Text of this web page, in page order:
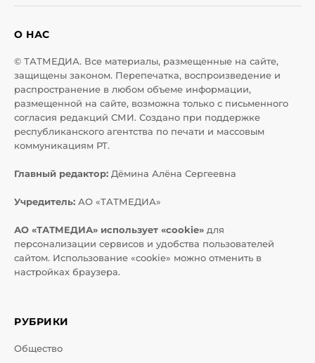
О НАС
© ТАТМЕДИА. Все материалы, размещенные на сайте,
защищены законом. Перепечатка, воспроизведение и
распространение в любом объеме информации,
размещенной на сайте, возможна только с письменного
согласия редакций СМИ. Создано при поддержке
республиканского агентства по печати и массовым
коммуникациям РТ.
Главный редактор: Дёмина Алёна Сергеевна
Учредитель: АО «ТАТМЕДИА»
АО «ТАТМЕДИА» использует «cookie» для
персонализации сервисов и удобства пользователей
сайтом. Использование «cookie» можно отменить в
настройках браузера.
РУБРИКИ
Общество